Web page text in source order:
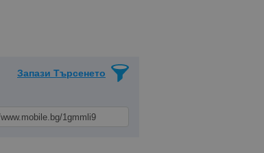
Запази Търсенето